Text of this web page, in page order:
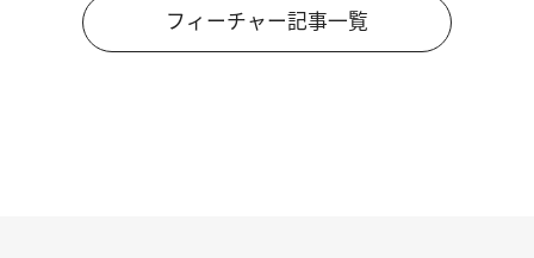
フィーチャー記事一覧